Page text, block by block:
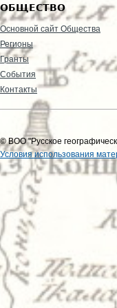
ОБЩЕСТВО
Основной сайт Общества
Регионы
Гранты
События
Контакты
© ВОО "Русское
Условия использования